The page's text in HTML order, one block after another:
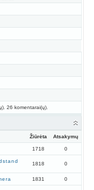
26 komentarai(ų).
Žiūrėta Atsakymų
1718 0
1818 0
1831 0